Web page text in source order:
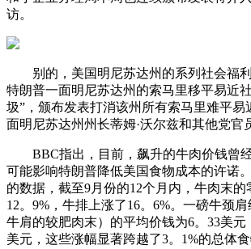
访。
别的，美国明尼苏达州的系列社会福利
特朗普一面明尼苏达州的索马里移平易近
圾”，颁布发表打消该州所有索马里难平易
面明尼苏达州州长蒂姆·沃尔兹和其他党官
BBC指出，目前，飙升的牛肉价钱曾经
可能影响特朗普降低美国食物成本的许诺
的数据，截至9月份的12个月内，牛肉末的
12。9%，牛排上涨了16。6%。一磅牛颈
牛肩的较肥肉末）的平均价钱为6。33美元
美元，这些涨幅显著跨越了3。1%的总体食